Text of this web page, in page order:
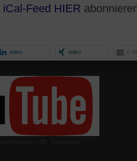
iCal-Feed HIER
teilen teilen E-